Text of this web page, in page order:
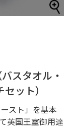
スタオル・
ット）
スト」を基本
英国王室御用達